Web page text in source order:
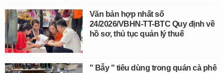
Văn bản hợp nhất số
24/2026/VBHN-TT-BTC Quy định về
hồ sơ, thủ tục quản lý thuế
" Bẫy " tiêu dùng trong quán cà phê